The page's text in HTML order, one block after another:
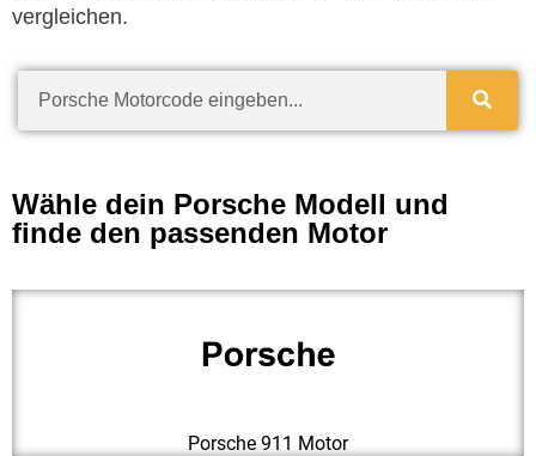
vergleichen.
Wähle dein Porsche Modell und
finde den passenden Motor
Porsche 911 Motor